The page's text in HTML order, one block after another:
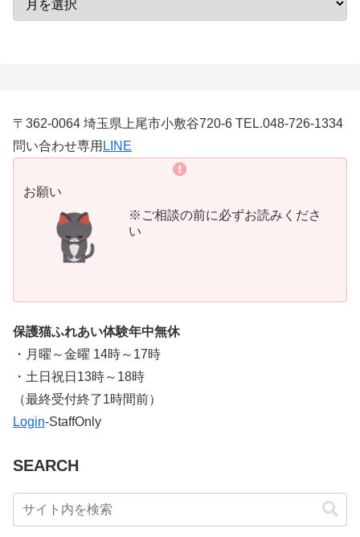
〒362-0064 埼玉県上尾市小敷谷720-6 TEL.048-726-1334
問い合わせ専用 LINE
お願い
※ご相談の前に必ずお読みくださ
い
保護猫ふれあい体験年中無休
・月曜～金曜 14時～17時
・土日祝日13時～18時
​（最終受付終了1時間前）
Login-StaffOnly
SEARCH